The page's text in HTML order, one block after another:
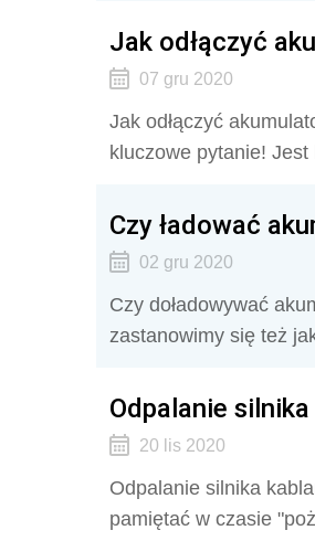
Jak odłączyć
07 gru 2020
Jak odłączyć
kluczowe pytanie!
Czy ładować
02 gru 2020
Czy doładowywać
zastanowimy się też
Odpalanie
20 lis 2020
Odpalanie silnika
pamiętać w czasie